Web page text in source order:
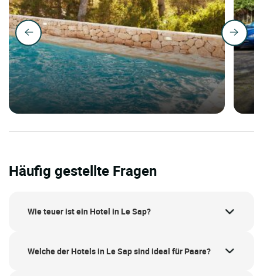
Häufig gestellte Fragen
Wie teuer ist ein Hotel in Le Sap?
Welche der Hotels in Le Sap sind ideal für Paare?